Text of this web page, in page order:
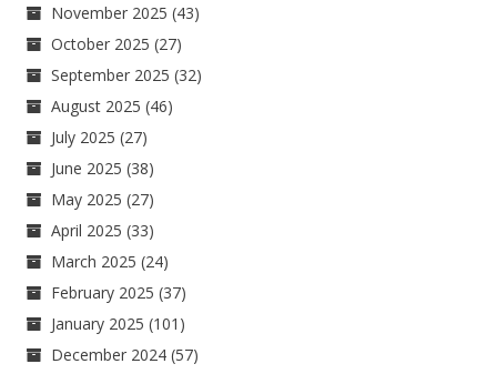
November 2025 (43)
October 2025 (27)
September 2025 (32)
August 2025 (46)
July 2025 (27)
June 2025 (38)
May 2025 (27)
April 2025 (33)
March 2025 (24)
February 2025 (37)
January 2025 (101)
December 2024 (57)